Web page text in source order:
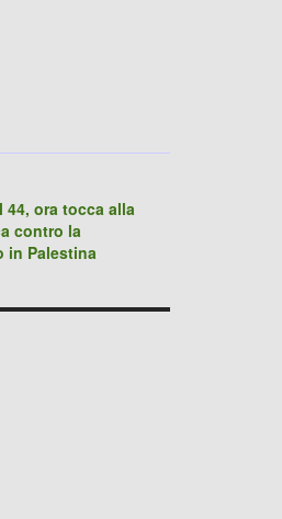
44, ora tocca alla
contro la
in Palestina